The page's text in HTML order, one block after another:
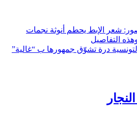
شعر الإبط يحطم أنوثة نجمات
التفاصيل
التونسية درة تشوّق جمهورها ب “غالية”